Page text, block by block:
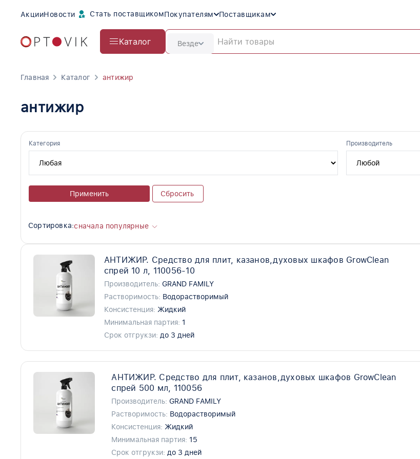
АкцииНовости Стать поставщикомПокупателям Поставщикам
Каталог Везде
Главная Каталог антижир
антижир
Категория Производитель
Применить Сбросить
Сортировка:сначала популярные
АНТИЖИР. Средство для плит, казанов,духовых шкафов GrowClean
спрей 10 л, 110056-10
Производитель: GRAND FAMILY
Растворимость: Водорастворимый
Консистенция: Жидкий
Минимальная партия: 1
Срок отгрукзи: до 3 дней
АНТИЖИР. Средство для плит, казанов,духовых шкафов GrowClean
спрей 500 мл, 110056
Производитель: GRAND FAMILY
Растворимость: Водорастворимый
Консистенция: Жидкий
Минимальная партия: 15
Срок отгрукзи: до 3 дней